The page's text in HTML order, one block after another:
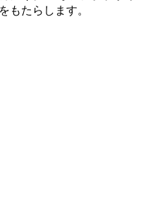
もたらします。